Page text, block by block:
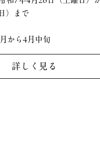
）まで
から4月中旬
詳しく見る